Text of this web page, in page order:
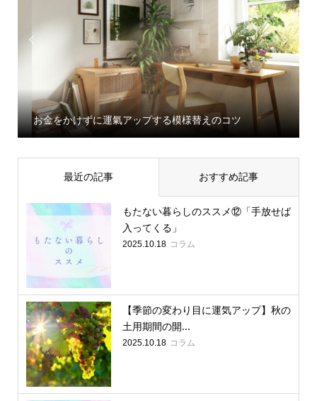

お金をかけずに運氣アップする模様替えのコツ

最近の記事 おすすめ記事
もたない暮らしのススメ⑫「手放せば
入ってくる」
2025.10.18 コラム
【季節の変わり目に運気アップ】秋の
土用期間の開...
2025.10.18 コラム